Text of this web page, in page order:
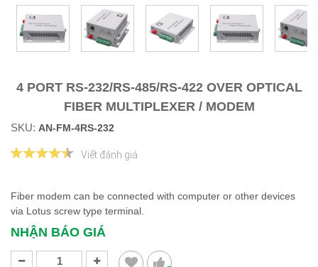
4 PORT RS-232/RS-485/RS-422 OVER OPTICAL
FIBER MULTIPLEXER / MODEM
SKU: AN-FM-4RS-232
Viết đánh giá
Fiber modem can be connected with computer or other devices
via Lotus screw type terminal.
NHẬN BÁO GIÁ